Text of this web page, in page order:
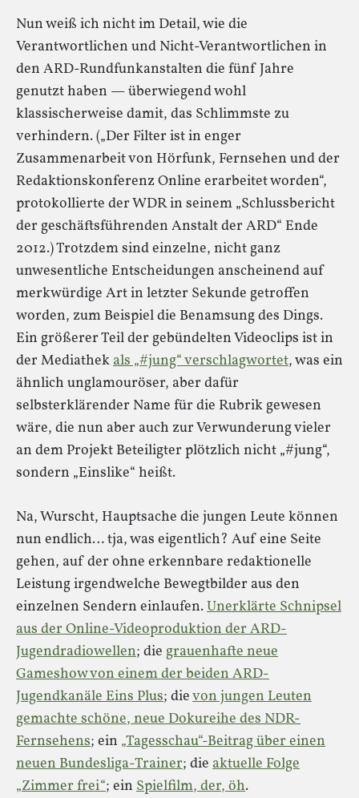
Nun weiß ich nicht im Detail, wie die
Verantwortlichen und Nicht-Verantwortlichen in
den ARD-Rundfunkanstalten die fünf Jahre
genutzt haben — überwiegend wohl
klassischerweise damit, das Schlimmste zu
verhindern. („Der Filter ist in enger
Zusammenarbeit von Hörfunk, Fernsehen und der
Redaktionskonferenz Online erarbeitet worden“,
protokollierte der WDR in seinem „Schlussbericht
der geschäftsführenden Anstalt der ARD“ Ende
2012.) Trotzdem sind einzelne, nicht ganz
unwesentliche Entscheidungen anscheinend auf
merkwürdige Art in letzter Sekunde getroffen
worden, zum Beispiel die Benamsung des Dings.
Ein größerer Teil der gebündelten Videoclips ist in
der Mediathekals „#jung“ verschlagwortet, was ein
ähnlich unglamouröser, aber dafür
selbsterklärender Name für die Rubrik gewesen
wäre, die nun aber auch zur Verwunderung vieler
an dem Projekt Beteiligter plötzlich nicht „#jung“,
sondern „Einslike“ heißt.
Na, Wurscht, Hauptsache die jungen Leute können
nun endlich… tja, was eigentlich? Auf eine Seite
gehen, auf der ohne erkennbare redaktionelle
Leistung irgendwelche Bewegtbilder aus den
einzelnen Sendern einlaufen.Unerklärte Schnipsel
aus der Online-Videoproduktion der ARD-
Jugendradiowellen; die grauenhafte neue
Gameshow von einem der beiden ARD-
Jugendkanäle Eins Plus; dievon jungen Leuten
gemachte schöne, neue Dokureihe des NDR-
Fernsehens; ein „Tagesschau“-Beitrag über einen
neuen Bundesliga-Trainer; die aktuelle Folge
„Zimmer frei“; ein Spielfilm, der, öh.